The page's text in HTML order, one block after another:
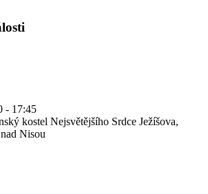
- 17:45
kostel Nejsvětějšího Srdce Ježíšova,
Nisou